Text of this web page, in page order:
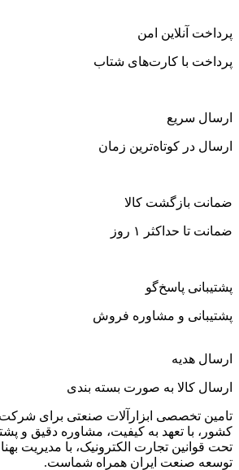
پرداخت آنلاین امن
پرداخت با کارت‌های شتاب
ارسال سریع
ارسال در کوتاه‌ترین زمان
ضمانت بازگشت کالا
ضمانت تا حداکثر ۱ روز
پشتیبانی پاسخ‌گو
پشتیبانی و مشاوره فروش
ارسال هدیه
ارسال کالا به صورت بسته بندی
تامین تخصصی ابزارآلات صنعتی برای
کشور، با تعهد به کیفیت، مشاوره دقیق و
تحت قوانین تجارت الکترونیک، با مدیریت
توسعه صنعت ایران همراه شماست.